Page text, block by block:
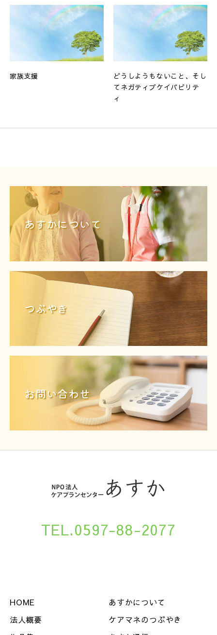
家族支援
どうしようもないこと、そし
てネガティブケイパビリテ
ィ
あすかについて
つぶやき
お問い合わせ
TEL.0597-88-2077
HOME
あすかについて
法人概要
ケアマネのつぶやき